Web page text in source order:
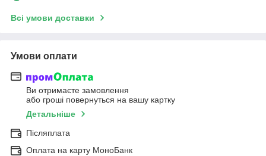
Всі умови доставки
Умови оплати
Ви отримаєте замовлення
або гроші повернуться на вашу картку
Детальніше
Післяплата
Оплата на карту МоноБанк